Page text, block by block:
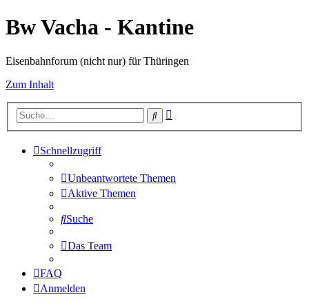
Bw Vacha - Kantine
Eisenbahnforum (nicht nur) für Thüringen
Zum Inhalt
Suche
Schnellzugriff
Unbeantwortete Themen
Aktive Themen
Suche
Das Team
FAQ
Anmelden